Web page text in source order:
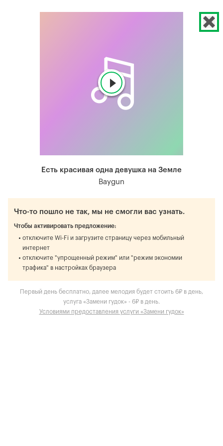
Есть красивая одна девушка на Земле
Baygun
Что-то пошло не так, мы не смогли вас узнать.
Чтобы активировать предложение:
отключите Wi-Fi и загрузите страницу через мобильный
интернет
отключите "упрощенный режим" или "режим экономии
трафика" в настройках браузера
Первый день бесплатно, далее мелодия будет стоить 6₽ в день,
услуга «Замени гудок» - 6₽ в день.
Условиями предоставления услуги «Замени гудок»